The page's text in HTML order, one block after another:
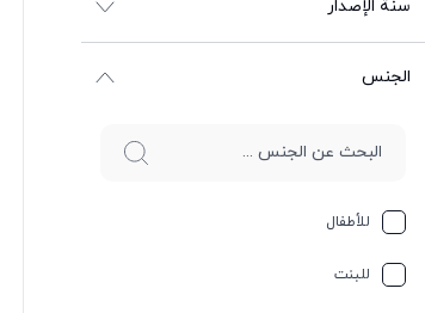
سنة الإصدار
الجنس
للأطفال
للبنت